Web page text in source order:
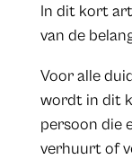
In dit kort
van de
Voor alle
wordt in dit
persoon die
verhuurt of